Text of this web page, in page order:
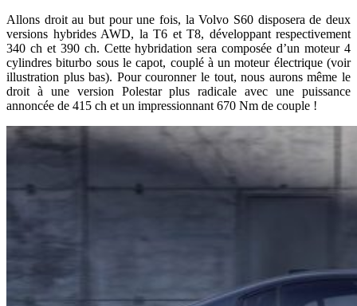
Allons droit au but pour une fois, la Volvo S60 disposera de deux
versions hybrides AWD, la T6 et T8, développant respectivement
340 ch et 390 ch. Cette hybridation sera composée d’un moteur 4
cylindres biturbo sous le capot, couplé à un moteur électrique (voir
illustration plus bas). Pour couronner le tout, nous aurons même le
droit à une version Polestar plus radicale avec une puissance
annoncée de 415 ch et un impressionnant 670 Nm de couple !